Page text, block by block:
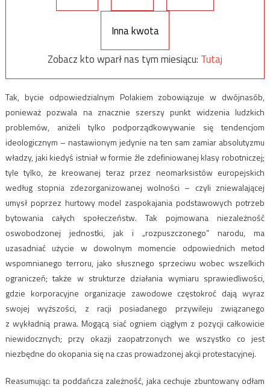
Inna kwota
Zobacz kto wparł nas tym miesiącu: Tutaj
Tak, bycie odpowiedzialnym Polakiem zobowiązuje w dwójnasób,
ponieważ pozwala na znacznie szerszy punkt widzenia ludzkich
problemów, aniżeli tylko podporządkowywanie się tendencjom
ideologicznym – nastawionym jedynie na ten sam zamiar absolutyzmu
władzy, jaki kiedyś istniał w formie źle zdefiniowanej klasy robotniczej;
tyle tylko, że kreowanej teraz przez neomarksistów europejskich
według stopnia zdezorganizowanej wolności – czyli zniewalającej
umysł poprzez hurtowy model zaspokajania podstawowych potrzeb
bytowania całych społeczeństw. Tak pojmowana niezależność
oswobodzonej jednostki, jak i „rozpuszczonego” narodu, ma
uzasadniać użycie w dowolnym momencie odpowiednich metod
wspomnianego terroru, jako słusznego sprzeciwu wobec wszelkich
ograniczeń; także w strukturze działania wymiaru sprawiedliwości,
gdzie korporacyjne organizacje zawodowe częstokroć dają wyraz
swojej wyższości, z racji posiadanego przywileju związanego
z wykładnią prawa. Mogącą siać ogniem ciągłym z pozycji całkowicie
niewidocznych; przy okazji zaopatrzonych we wszystko co jest
niezbędne do okopania się na czas prowadzonej akcji protestacyjnej.
Reasumując: ta poddańcza zależność, jaka cechuje zbuntowany odłam